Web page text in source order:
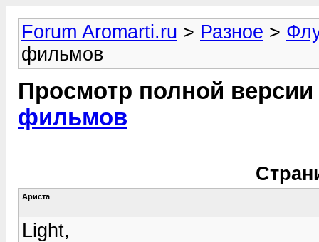
Forum Aromarti.ru > Разное >
фильмов
Просмотр полной
фильмов
Ариста
Light,